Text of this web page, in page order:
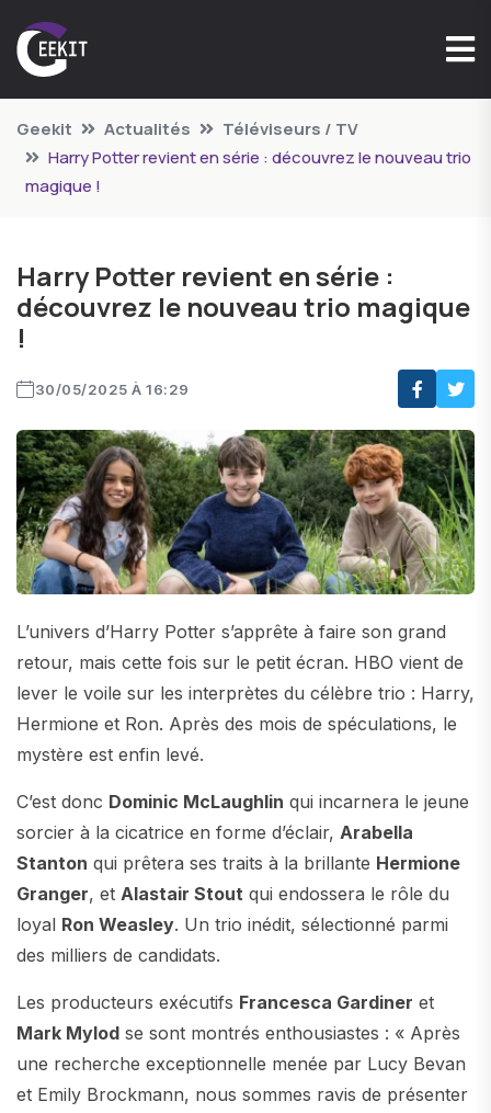
Geekit Actualités
Téléviseurs / TV
Harry Potter revient en série : découvrez le nouveau trio
magique !
Harry Potter revient en série :
découvrez le nouveau trio magique
!
30/05/2025 À 16:29
L’univers d’Harry Potter s’apprête à faire son grand
retour, mais cette fois sur le petit écran. HBO vient de
lever le voile sur les interprètes du célèbre trio : Harry,
Hermione et Ron. Après des mois de spéculations, le
mystère est enfin levé.
C’est donc Dominic McLaughlin qui incarnera le jeune
sorcier à la cicatrice en forme d’éclair, Arabella
Stanton qui prêtera ses traits à la brillante Hermione
Granger, et Alastair Stout qui endossera le rôle du
loyal Ron Weasley. Un trio inédit, sélectionné parmi
des milliers de candidats.
Les producteurs exécutifs Francesca Gardiner et
Mark Mylod se sont montrés enthousiastes : « Après
une recherche exceptionnelle menée par Lucy Bevan
et Emily Brockmann, nous sommes ravis de présenter